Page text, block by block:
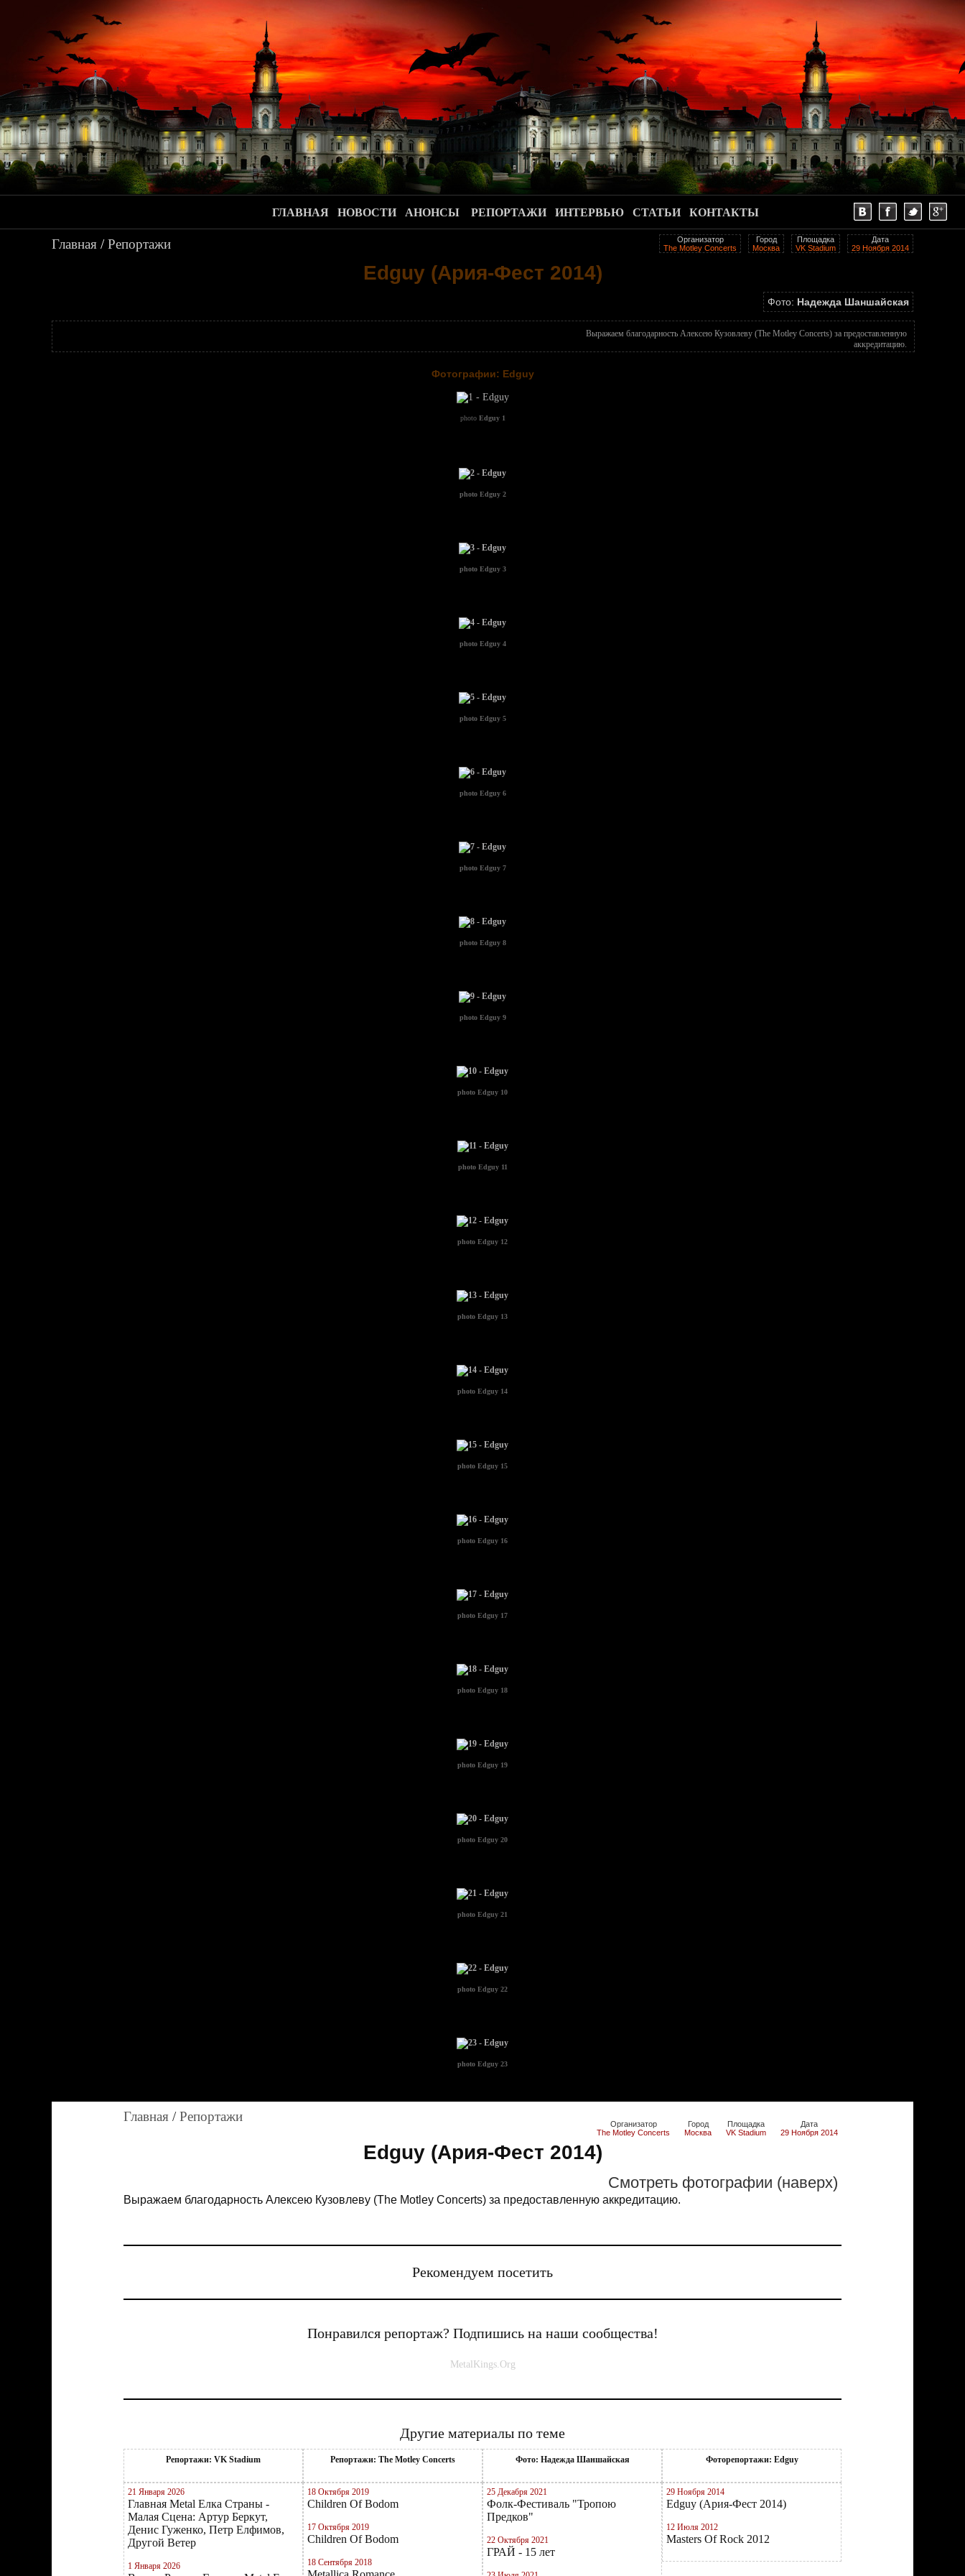
.
ГЛАВНАЯ НОВОСТИ АНОНСЫ РЕПОРТАЖИ ИНТЕРВЬЮ СТАТЬИ КОНТАКТЫ
Главная /Репортажи
Edguy (Ария-Фест 2014)
Дата
29 Ноября 2014
Площадка
VK Stadium
Город
Москва
Организатор
The Motley Concerts
Фото: Надежда Шаншайская
Выражаем благодарность Алексею Кузовлеву (The Motley Concerts) за предоставленную
аккредитацию.
Фотографии: Edguy
photo Edguy 1
photo Edguy 2
photo Edguy 3
photo Edguy 4
photo Edguy 5
photo Edguy 6
photo Edguy 7
photo Edguy 8
photo Edguy 9
photo Edguy 10
photo Edguy 11
photo Edguy 12
photo Edguy 13
photo Edguy 14
photo Edguy 15
photo Edguy 16
photo Edguy 17
photo Edguy 18
photo Edguy 19
photo Edguy 20
photo Edguy 21
photo Edguy 22
photo Edguy 23
Главная /Репортажи
Edguy (Ария-Фест 2014)
Дата
29 Ноября 2014
Площадка
VK Stadium
Город
Москва
Организатор
The Motley Concerts
Cмотреть фотографии (наверх)
Выражаем благодарность Алексею Кузовлеву (The Motley Concerts) за предоставленную аккредитацию.
Рекомендуем посетить
Понравился репортаж? Подпишись на наши сообщества!
MetalKings.Org
Другие материалы по теме
Репортажи: VK Stadium
21 Января 2026
Главная Metal Елка Страны -
Малая Сцена: Артур Беркут,
Денис Гуженко, Петр Елфимов,
Другой Ветер
1 Января 2026
Репортажи: The Motley Concerts
18 Октября 2019
Children Of Bodom
17 Октября 2019
Children Of Bodom
18 Сентября 2018
Фото: Надежда Шаншайская
25 Декабря 2021
Фолк-Фестиваль "Тропою
Предков"
22 Октября 2021
ГРАЙ - 15 лет
Фоторепортажи: Edguy
29 Ноября 2014
Edguy (Ария-Фест 2014)
12 Июля 2012
Masters Of Rock 2012